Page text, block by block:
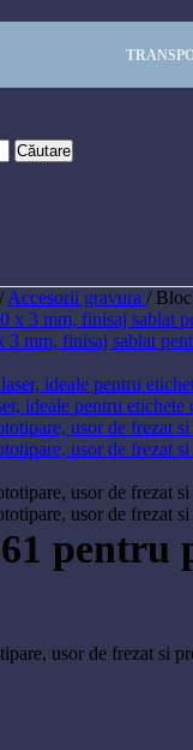
Căutare
/ Accesorii gravura /
mm, finisaj sablat
ideale pentru
pentru
usor de frezat si